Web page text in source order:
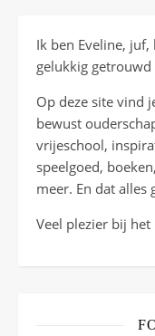
Ik ben Eveline,
gelukkig
Op deze site vind
bewust
vrijeschool,
speelgoed,
meer. En dat
Veel plezier bij het